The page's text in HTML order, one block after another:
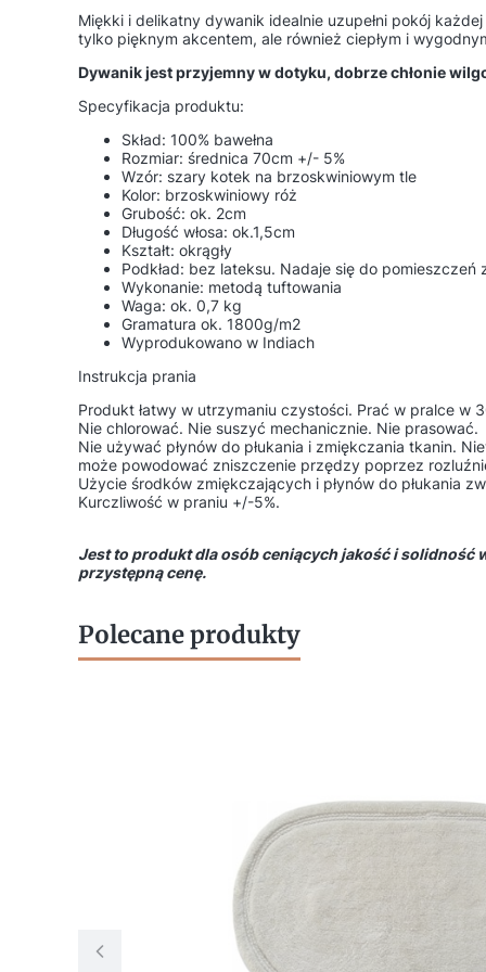
Miękki i delikatny dywanik idealnie uzupełni pokój
tylko pięknym akcentem, ale również ciepłym i
Dywanik jest przyjemny w dotyku, dobrze chłonie
Specyfikacja produktu:
Skład: 100% bawełna
Rozmiar: średnica 70cm +/- 5%
Wzór: szary kotek na brzoskwiniowym tle
Kolor: brzoskwiniowy róż
Grubość: ok. 2cm
Długość włosa: ok.1,5cm
Kształt: okrągły
Podkład: bez lateksu. Nadaje się do pomieszczeń
Wykonanie: metodą tuftowania
Waga: ok. 0,7 kg
Gramatura ok. 1800g/m2
Wyprodukowano w Indiach
Instrukcja prania
Produkt łatwy w utrzymaniu czystości. Prać w pralce w
Nie chlorować. Nie suszyć mechanicznie. Nie prasować.
Nie używać płynów do płukania i zmiękczania tkanin.
może powodować zniszczenie przędzy poprzez
Użycie środków zmiękczających i płynów do płukania
Kurczliwość w praniu +/-5%.
Jest to produkt dla osób ceniących jakość i solidność
przystępną cenę.
Polecane produkty